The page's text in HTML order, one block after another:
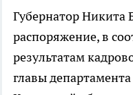
Губернатор Никита
распоряжение, в
результатам
главы